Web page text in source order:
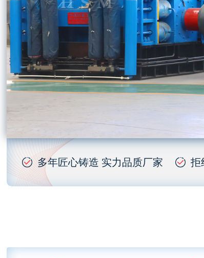
多年匠心铸造 实力品质厂家 拒